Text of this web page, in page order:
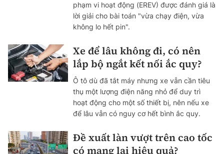
phạm vi hoạt động (EREV) được đánh giá là
lời giải cho bài toán "vừa chạy điện, vừa
không lo hết pin".
Xe để lâu không đi, có nên
lắp bộ ngắt kết nối ắc quy?
Ô tô dù đã tắt máy nhưng xe vẫn cần tiêu
thụ một lượng điện năng nhỏ để duy trì
hoạt động cho một số thiết bị, nên nếu xe
để lâu vẫn có nguy cơ hết bình ắc quy.
Đề xuất làn vượt trên cao tốc
có mang lại hiệu quả?